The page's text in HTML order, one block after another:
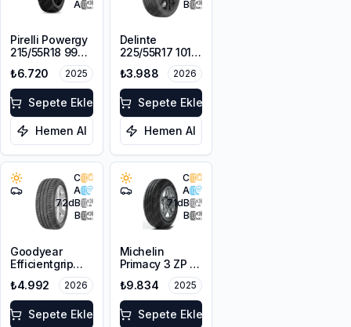
A
Pirelli Powergy
215/55R18 99V
₺6.720 2025
Sepete Ekle
Hemen Al
B
Delinte
225/55R17 101W
₺3.988 2026
Sepete Ekle
Hemen Al
C
A
72dB
B
Goodyear
Efficientgrip
Performance
215/45R17 91W
XL FP
₺4.992 2026
Sepete Ekle
C
A
71dB
B
Michelin
Primacy 3 ZP *
225/55R17 97W
GRNX
₺9.834 2025
Sepete Ekle